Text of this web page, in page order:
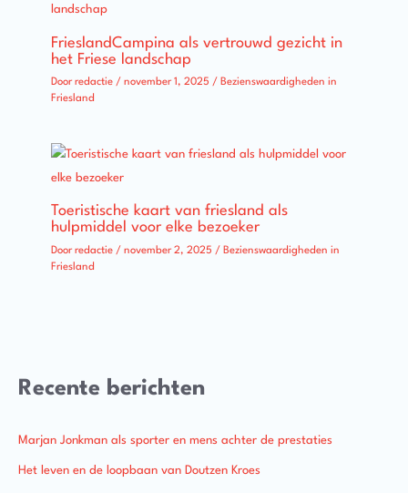
FrieslandCampina als vertrouwd gezicht in
het Friese landschap
Door redactie /november 1, 2025 / Bezienswaardigheden in
Friesland
Toeristische kaart van friesland als
hulpmiddel voor elke bezoeker
Door redactie /november 2, 2025 / Bezienswaardigheden in
Friesland
Recente berichten
Marjan Jonkman als sporter en mens achter de prestaties
Het leven en de loopbaan van Doutzen Kroes